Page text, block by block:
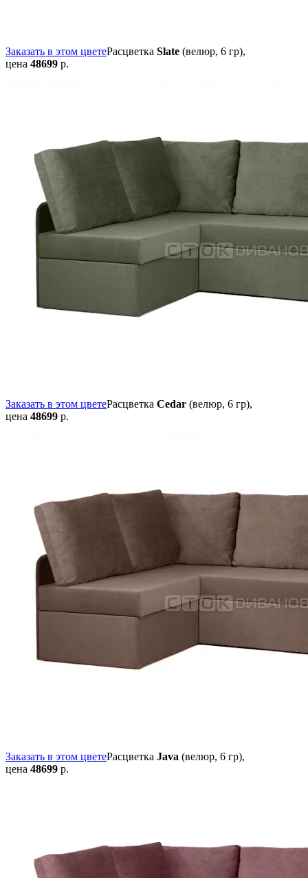
Заказать в этом цветеРасцветка Slate (велюр, 6 гр),
цена 48699 р.
Заказать в этом цветеРасцветка Cedar (велюр, 6 гр),
цена 48699 р.
Заказать в этом цветеРасцветка Java (велюр, 6 гр),
цена 48699 р.